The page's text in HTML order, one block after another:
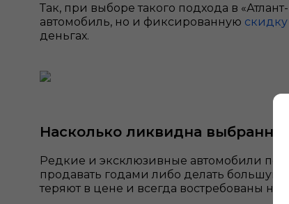
Так, при выборе такого подхода в
автомобиль, но и фиксированную
деньгах.
Насколько ликвидна
Редкие и эксклюзивные автомобили
продавать годами либо делать
теряют в цене и всегда востребованы на